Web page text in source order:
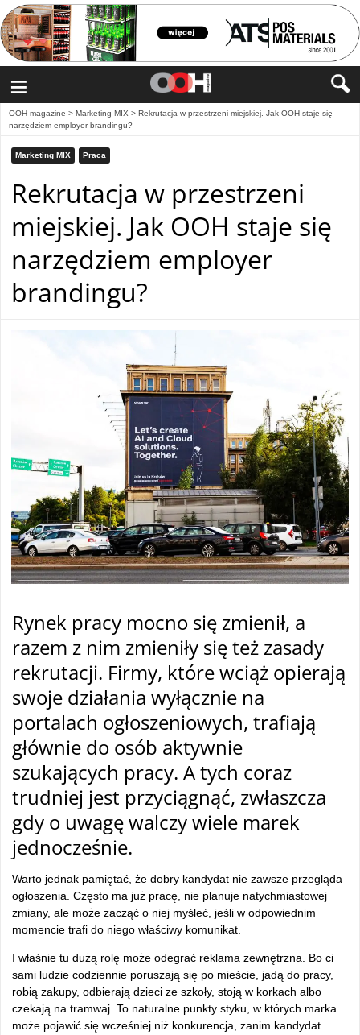
≡
OOH magazine > Marketing MIX > Rekrutacja w przestrzeni miejskiej. Jak OOH staje się
narzędziem employer brandingu?
Marketing MIX Praca
Rekrutacja w przestrzeni
miejskiej. Jak OOH staje się
narzędziem employer
brandingu?
Rynek pracy mocno się zmienił, a
razem z nim zmieniły się też zasady
rekrutacji. Firmy, które wciąż opierają
swoje działania wyłącznie na
portalach ogłoszeniowych, trafiają
głównie do osób aktywnie
szukających pracy. A tych coraz
trudniej jest przyciągnąć, zwłaszcza
gdy o uwagę walczy wiele marek
jednocześnie.
Warto jednak pamiętać, że dobry kandydat nie zawsze przegląda
ogłoszenia. Często ma już pracę, nie planuje natychmiastowej
zmiany, ale może zacząć o niej myśleć, jeśli w odpowiednim
momencie trafi do niego właściwy komunikat.
I właśnie tu dużą rolę może odegrać reklama zewnętrzna. Bo ci
sami ludzie codziennie poruszają się po mieście, jadą do pracy,
robią zakupy, odbierają dzieci ze szkoły, stoją w korkach albo
czekają na tramwaj. To naturalne punkty styku, w których marka
może pojawić się wcześniej niż konkurencja, zanim kandydat